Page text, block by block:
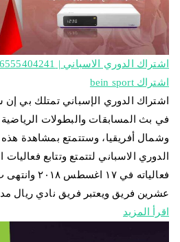
اشتراك bein sport
اشتراك الدوري الإسباني تمتلك بي
في بث المسابقات والبطولات
وشمال أفريقيا، وستتمتع بمشاهدة
الدوري الاسباني لتتمتع وتتابع
عشرين فريق ويعتبر فريق نادي ريال
اقرأ المزيد